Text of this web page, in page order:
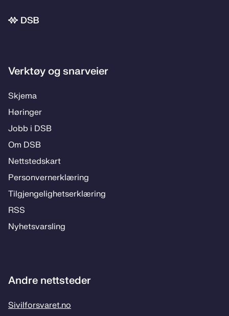
Bunnområde
Verktøy og snarveier
Skje­­ma
Hø­rin­­ger
Jobb i DSB
Om DSB
Nett­steds­­kart
Per­­son­ver­n­er­klæ­­ring
Til­­­gjen­­ge­­lig­hets­­er­klæ­­ring
RSS
Ny­hets­­vars­­ling
Andre nettsteder
Sivilforsvaret.no